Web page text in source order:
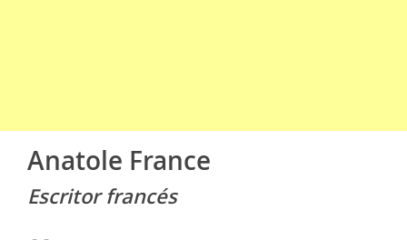
Anatole France
Escritor francés